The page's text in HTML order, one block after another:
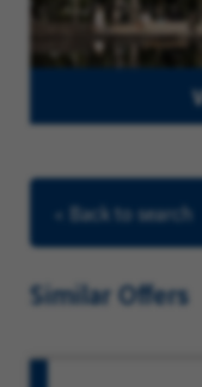
< Back to search
Similar Offers